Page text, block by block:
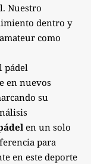
Nuestro
dentro y
como
pádel
en nuevos
su
en un solo
para
en este deporte